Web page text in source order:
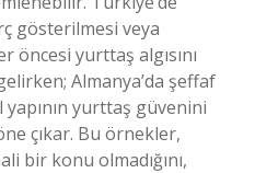
gösterilmesi veya
öncesi yurttaş algısını
Almanya’da şeffaf
yurttaş güvenini
çıkar. Bu örnekler,
bir konu olmadığını,